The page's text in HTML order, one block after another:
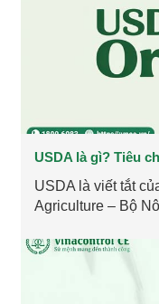
USDA là gì? Tiêu
USDA là viết tắt
Agriculture – Bộ